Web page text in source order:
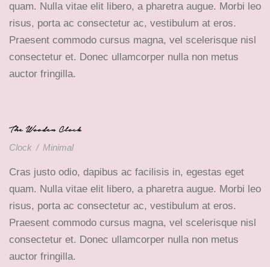
quam. Nulla vitae elit libero, a pharetra augue. Morbi leo
risus, porta ac consectetur ac, vestibulum at eros.
Praesent commodo cursus magna, vel scelerisque nisl
consectetur et. Donec ullamcorper nulla non metus
auctor fringilla.
The Wooden Clock
Clock / Minimal
Cras justo odio, dapibus ac facilisis in, egestas eget
quam. Nulla vitae elit libero, a pharetra augue. Morbi leo
risus, porta ac consectetur ac, vestibulum at eros.
Praesent commodo cursus magna, vel scelerisque nisl
consectetur et. Donec ullamcorper nulla non metus
auctor fringilla.